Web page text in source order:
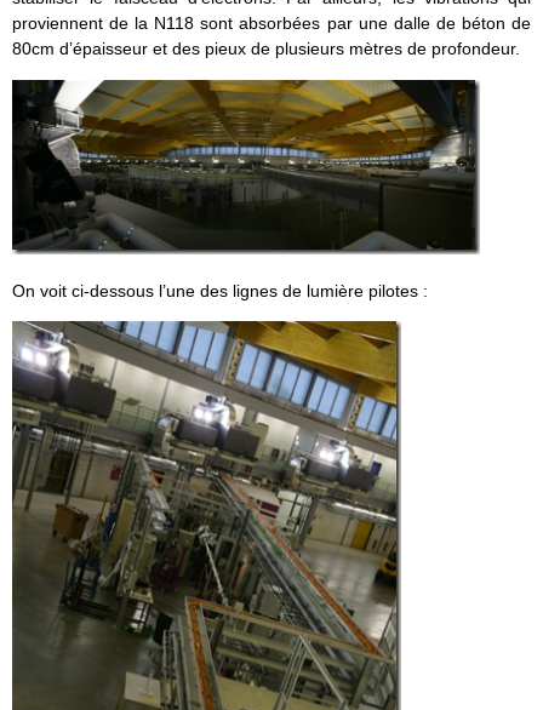
proviennent de la N118 sont absorbées par une dalle de béton de
80cm d’épaisseur et des pieux de plusieurs mètres de profondeur.
On voit ci-dessous l’une des lignes de lumière pilotes :